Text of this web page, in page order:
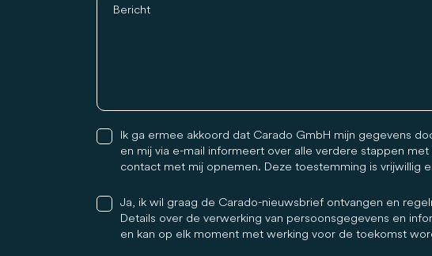
Ik ga ermee akkoord dat Carado GmbH mijn gegevens
en mij via e-mail informeert over alle verdere stappen
contact met mij opnemen. Deze toestemming is vrijwillig
Ja, ik wil graag de Carado-nieuwsbrief ontvangen en
Details over de verwerking van persoonsgegevens en
en kan op elk moment met werking voor de toekomst